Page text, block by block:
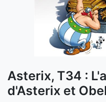
Asterix, T34 :
d'Asterix et